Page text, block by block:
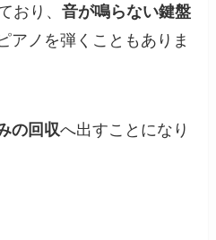
おり、音が鳴らない鍵盤
アノを弾くこともありま
の回収へ出すことになり